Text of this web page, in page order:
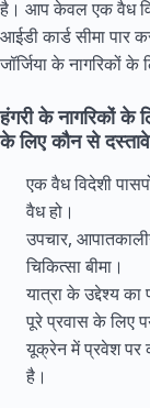
है। आप केवल एक वैध
आईडी कार्ड सीमा पार
जॉर्जिया के नागरिकों के
हंगरी के नागरिकों
के लिए कौन से
एक वैध विदेशी
वैध हो।
उपचार,
चिकित्सा बीमा।
यात्रा के उद्देश्य
पूरे प्रवास के लिए
यूक्रेन में प्रवेश पर
है।